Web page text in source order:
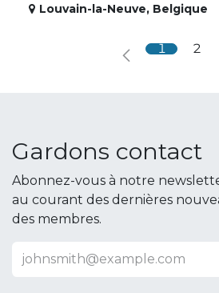
Louvain-la-Neuve, Belgique
1 2
Gardons contact
Abonnez-vous à notre
au courant des dernières
des membres.